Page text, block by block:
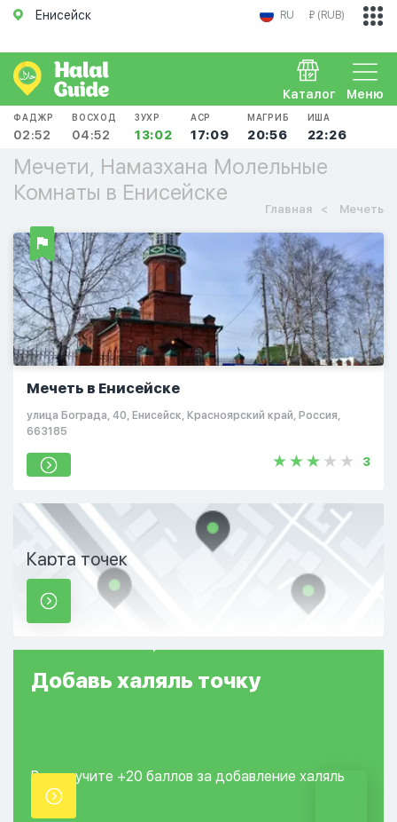
Енисейск RU ₽ (RUB)
Меню
Каталог
ФАДЖР
02:52
ВОСХОД
04:52
ЗУХР
13:02
АСР
17:09
МАГРИБ
20:56
ИША
22:26
Мечети, Намазхана Молельные
Комнаты в Енисейске
Главная Мечеть
Мечеть в Енисейске
улица Бограда, 40, Енисейск, Красноярский край, Россия,
663185
3
Карта точек
Добавь халяль точку
Вы получите +20 баллов за добавление халяль
точки.